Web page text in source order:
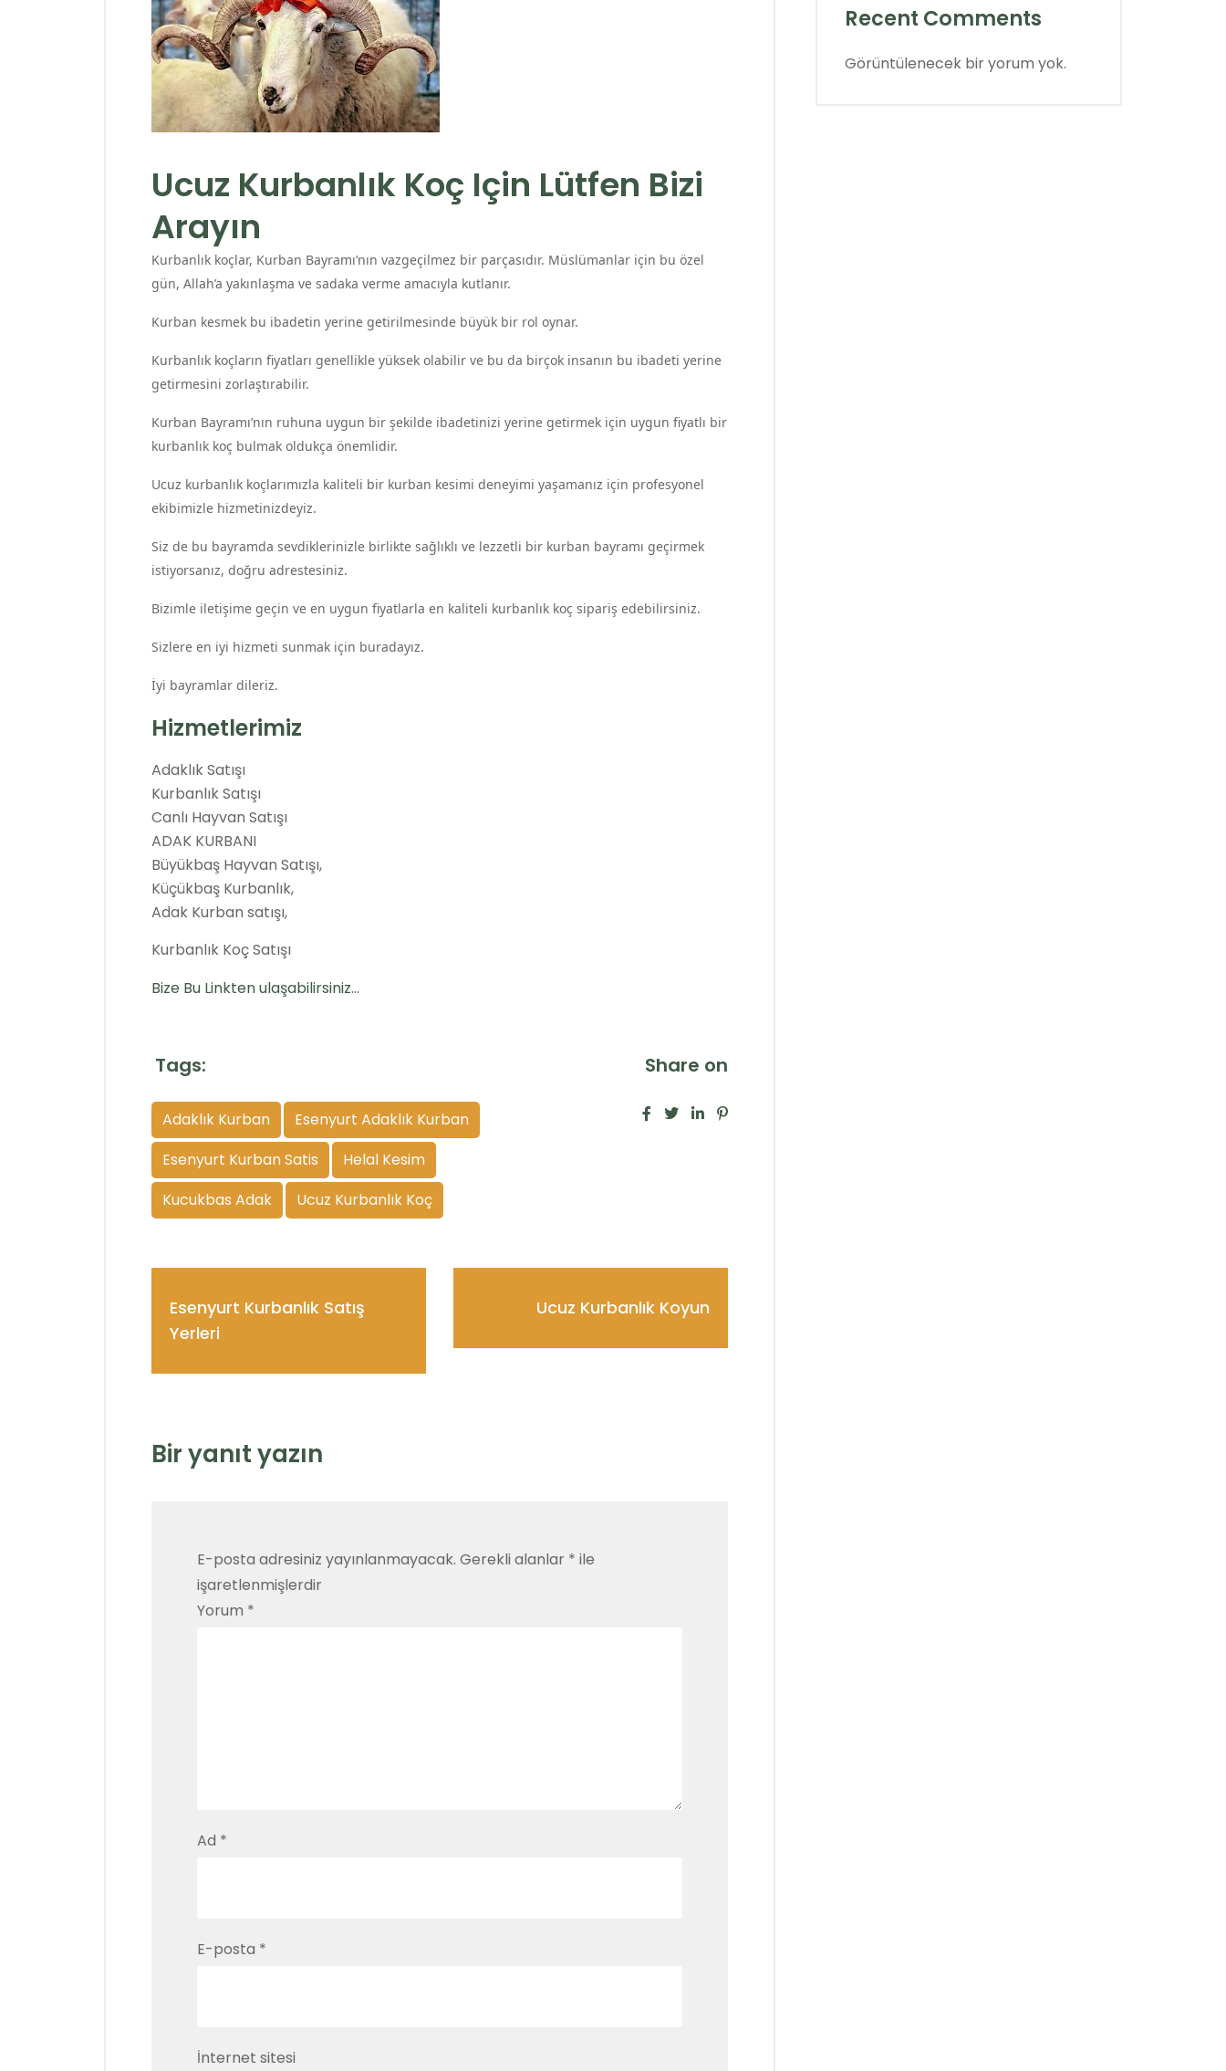
Ucuz Kurbanlık Koç Için Lütfen Bizi
Arayın
Kurbanlık koçlar, Kurban Bayramı’nın vazgeçilmez bir parçasıdır. Müslümanlar için bu özel
gün, Allah’a yakınlaşma ve sadaka verme amacıyla kutlanır.
Kurban kesmek bu ibadetin yerine getirilmesinde büyük bir rol oynar.
Kurbanlık koçların fiyatları genellikle yüksek olabilir ve bu da birçok insanın bu ibadeti yerine
getirmesini zorlaştırabilir.
Kurban Bayramı’nın ruhuna uygun bir şekilde ibadetinizi yerine getirmek için uygun fiyatlı bir
kurbanlık koç bulmak oldukça önemlidir.
Ucuz kurbanlık koçlarımızla kaliteli bir kurban kesimi deneyimi yaşamanız için profesyonel
ekibimizle hizmetinizdeyiz.
Siz de bu bayramda sevdiklerinizle birlikte sağlıklı ve lezzetli bir kurban bayramı geçirmek
istiyorsanız, doğru adrestesiniz.
Bizimle iletişime geçin ve en uygun fiyatlarla en kaliteli kurbanlık koç sipariş edebilirsiniz.
Sizlere en iyi hizmeti sunmak için buradayız.
İyi bayramlar dileriz.
Hizmetlerimiz
Adaklık Satışı
Kurbanlık Satışı
Canlı Hayvan Satışı
ADAK KURBANI
Büyükbaş Hayvan Satışı,
Küçükbaş Kurbanlık,
Adak Kurban satışı,
Kurbanlık Koç Satışı
Bize Bu Linkten ulaşabilirsiniz…
Tags:
Adaklık Kurban
Esenyurt Adaklık Kurban
Esenyurt Kurban Satis
Helal Kesim
Kucukbas Adak
Ucuz Kurbanlık Koç
Share on
Esenyurt Kurbanlık Satış
Yerleri
Ucuz Kurbanlık Koyun
Bir yanıt yazın
E-posta adresiniz yayınlanmayacak. Gerekli alanlar * ile
işaretlenmişlerdir
Yorum *
Ad *
E-posta *
İnternet sitesi
Recent Comments
Görüntülenecek bir yorum yok.